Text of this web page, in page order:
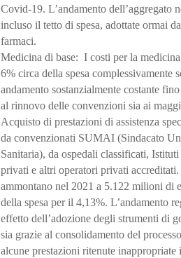
Covid-19. L’andamento dell’aggregato
incluso il tetto di spesa, adottate ormai
farmaci.
Medicina di base: I costi per la
6% circa della spesa complessivamente
andamento sostanzialmente costante
al rinnovo delle convenzioni sia ai
Acquisto di prestazioni di assistenza
da convenzionati SUMAI (Sindacato
Sanitaria), da ospedali classificati,
privati e altri operatori privati accreditati.
ammontano nel 2021 a 5.122 milioni di
della spesa per il 4,13%. L’andamento
effetto dell’adozione degli strumenti di
sia grazie al consolidamento del
alcune prestazioni ritenute